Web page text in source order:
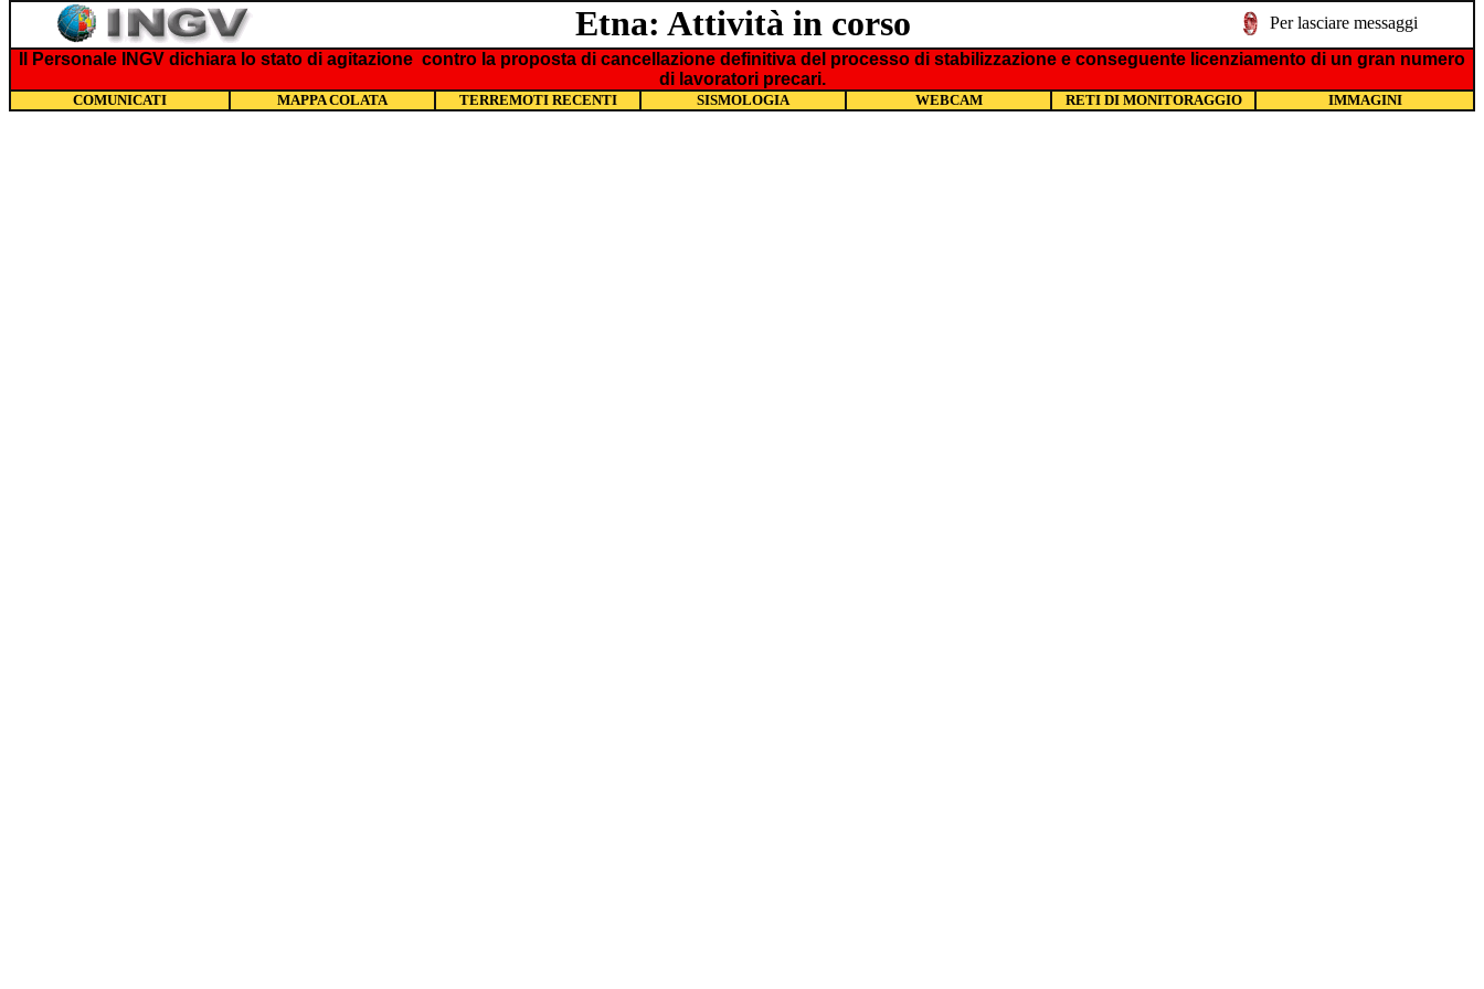
Etna: Attività in corso
Per lasciare messaggi
Il Personale INGV dichiara lo stato di agitazione contro la proposta di cancellazione definitiva del processo di stabilizzazione e conseguente licenziamento di un gran numero
di lavoratori precari.
COMUNICATI MAPPA COLATA TERREMOTI RECENTI SISMOLOGIA WEBCAM RETI DI MONITORAGGIO IMMAGINI